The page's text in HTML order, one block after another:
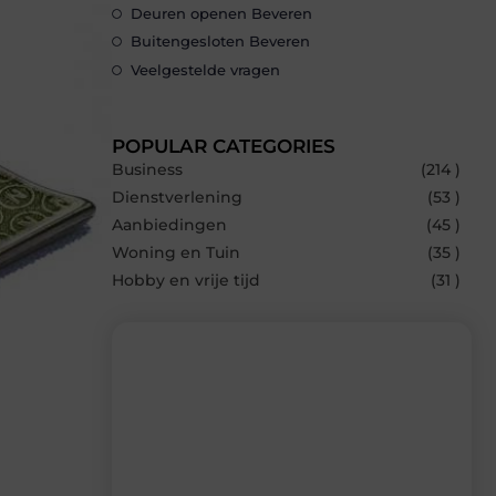
Deuren openen Beveren
Buitengesloten Beveren
Veelgestelde vragen
POPULAR CATEGORIES
Business
(214 )
Dienstverlening
(53 )
Aanbiedingen
(45 )
Woning en Tuin
(35 )
Hobby en vrije tijd
(31 )